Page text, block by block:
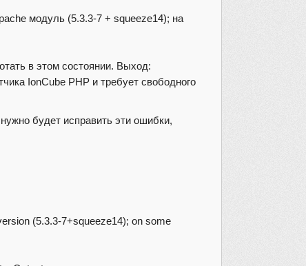
модуль (5.3.3-7 + squeeze14); на
в этом состоянии. Выход:
IonCube PHP и требует свободного
будет исправить эти ошибки,
(5.3.3-7+squeeze14); on some